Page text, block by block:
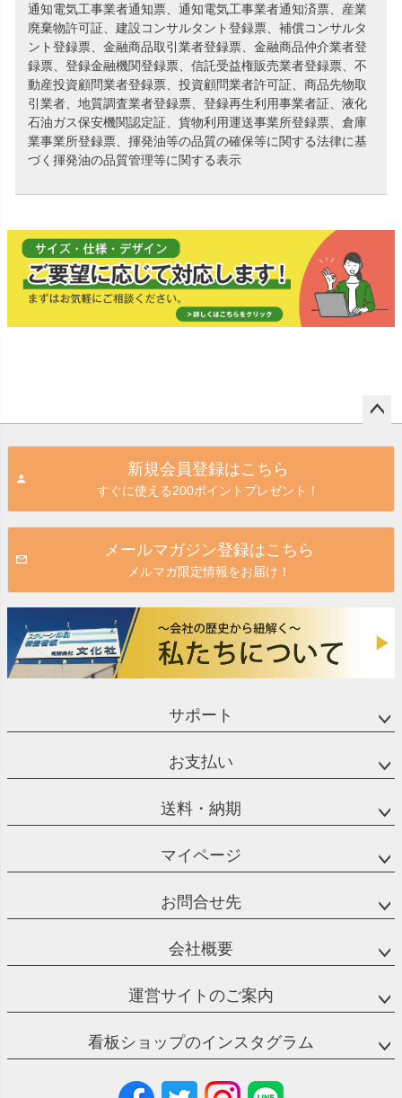
通知電気工事業者通知票、通知電気工事業者通知済票、産業
廃棄物許可証、建設コンサルタント登録票、補償コンサルタ
ント登録票、金融商品取引業者登録票、金融商品仲介業者登
録票、登録金融機関登録票、信託受益権販売業者登録票、不
動産投資顧問業者登録票、投資顧問業者許可証、商品先物取
引業者、地質調査業者登録票、登録再生利用事業者証、液化
石油ガス保安機関認定証、貨物利用運送事業所登録票、倉庫
業事業所登録票、揮発油等の品質の確保等に関する法律に基
づく揮発油の品質管理等に関する表示
新規会員登録はこちら
すぐに使える200ポイントプレゼント！
メールマガジン登録はこちら
メルマガ限定情報をお届け！
サポート
お支払い
送料・納期
マイページ
お問合せ先
会社概要
運営サイトのご案内
看板ショップのインスタグラム